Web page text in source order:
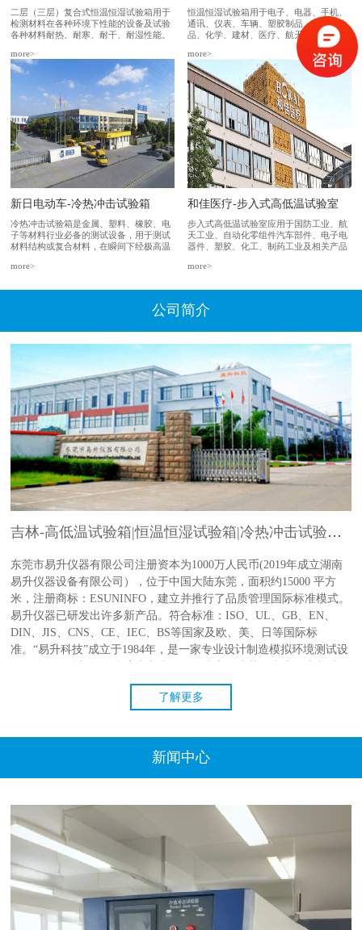
二层（三层）复合式恒温恒湿试验箱用于
检测材料在各种环境下性能的设备及试验
各种材料耐热、耐寒、耐干、耐湿性能。
胶制品、金属、化学、建材等...
more>
恒温恒湿试验箱用于电子、电器、手机、
通讯、仪表、车辆、塑胶制品、金属、食
品、化学、建材、医疗、航天等在各种环
境下性能的设备及试验各种材料耐热、耐
寒、耐干、耐湿性能...
more>
新日电动车-冷热冲击试验箱
冷热冲击试验箱是金属、塑料、橡胶、电
子等材料行业必备的测试设备，用于测试
材料结构或复合材料，在瞬间下经极高温
在最短时间内检测试...
more>
和佳医疗-步入式高低温试验室
步入式高低温试验室应用于国防工业、航
天工业、自动化零组件汽车部件、电子电
器件、塑胶、化工、制药工业及相关产品
件，半成品，成品之...
more>
公司简介
吉林-高低温试验箱|恒温恒湿试验箱|冷热冲击试验箱|老化试验设备-东莞市易升仪器有限公司
东莞市易升仪器有限公司注册资本为1000万人民币(2019年成立湖南
易升仪器设备有限公司），位于中国大陆东莞，面积约15000 平方
米，注册商标：ESUNINFO，建立并推行了品质管理国际标准模式。
易升仪器已研发出许多新产品。符合标准：ISO、UL、GB、EN、
DIN、JIS、CNS、CE、IEC、BS等国家及欧、美、日等国际标
准。“易升科技”成立于1984年，是一家专业设计制造模拟环境测试设
厂，总占地面积为18500㎡。公司拥有多项专利及认证，产品远销亚
洲及欧洲等各国。 ESUNINFO的主要产品：东莞市易升仪器有限公
的高科技企业，ESUNINFO主营產品包括：··· ...
了解更多
新闻中心